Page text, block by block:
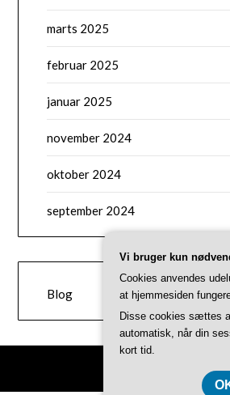
marts 2025
februar 2025
januar 2025
november 2024
oktober 2024
september 2024
CATEGORIES
Blog
©2026
Vi bruger kun
Cookies anvendes
at hjemmesiden
Disse cookies sættes
automatisk, når din
kort tid.